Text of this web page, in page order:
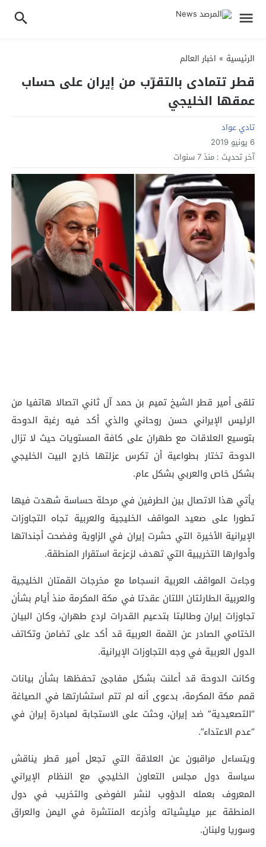
الرئيسية » اخبار العالم
قطر تتمادى بالتقرّب من إيران على حساب
عمقها الخليجي
تادي عواد
6 يونيو 2019
آخر تحديث : منذ 7 سنوات
تلقى أمير قطر الشيخ تميم بن حمد آل ثاني اتصالا هاتفيا من
الرئيس الإيراني حسن روحاني والذي أكد فيه رغبة الدوحة
بتوسيع العلاقات مع طهران على كافة المستويات حيث لا تزال
الدوحة تختار بطواعية أن تكرس عزلتها خارج البيت الخليجي
بشكل خاص والعربي بشكل عام.
يأتي هذا الاتصال بين الطرفين في مرحلة حساسة شهدت فيها
تطورا على صعيد المواقف الخليجية والعربية تجاه التجاوزات
الإيرانية الأخيرة التي حشرت إيران في الزاوية وفضحت أجنداتها
وأدوارها التخريبية التي تهدف لزعزعة استقرار المنطقة.
وجاءت المواقف العربية انسجاما مع مخرجات القمتان الخليجية
والعربية الطارئتان اللتان عقدتا في مكة المكرمة منذ أيام بشأن
تجاوزات إيران وطالبتا بتدعيم القدرات لردع طهران، وكان البيان
الختامي الصادر عن القمة العربية قد أكد على تضامن وتكاتف
الدول العربية في وجه التجاوزات الإيرانية.
وكانت الدوحة قد أعلنت بشكل مفاجئ تحفظها بشأن بيانات
قمم مكة المكرمة، بدعوى أنه لم تتم استشارتها في الصياغة
“التصعيدية” ضد إيران، وحثت على الاستجابة لمبادرة إيران في
“عدم الاعتداء”.
ويتساءل مراقبون عن العلاقة التي تجعل أمير قطر يناقش
سياسة دول مجلس التعاون الخليجي مع النظام الإيراني
المعروف بعمله الدؤوب لنشر الفوضى والتخريب في دول
المنطقة عبر ميليشياته وأذرعه المنتشرة في اليمن والعراق
وسوريا ولبنان.